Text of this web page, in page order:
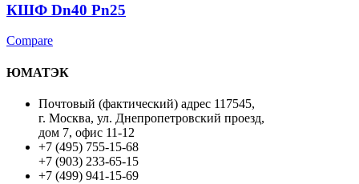
КШФ Dn40 Pn25
Compare
ЮМАТЭК
Почтовый (фактический) адрес 117545,
г. Москва, ул. Днепропетровский проезд,
дом 7, офис 11-12
+7 (495) 755-15-68
+7 (903) 233-65-15
+7 (499) 941-15-69